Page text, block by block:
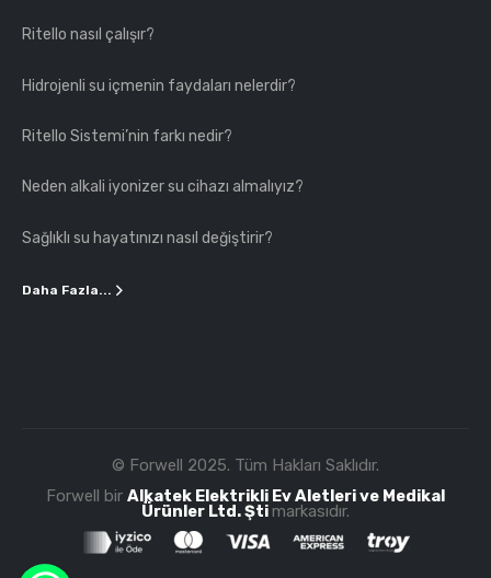
Ritello nasıl çalışır?
Hidrojenli su içmenin faydaları nelerdir?
Ritello Sistemi’nin farkı nedir?
Neden alkali iyonizer su cihazı almalıyız?
Sağlıklı su hayatınızı nasıl değiştirir?
Daha Fazla...
© Forwell 2025. Tüm Hakları Saklıdır.
Forwell bir Alkatek Elektrikli Ev Aletleri ve Medikal
Ürünler Ltd. Ştimarkasıdır.